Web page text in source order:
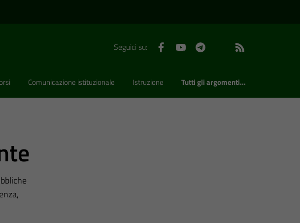
Seguici su: FacebookYouTube WhatsApp
Comunicazione istituzionale Istruzione Tutti gli argomenti...